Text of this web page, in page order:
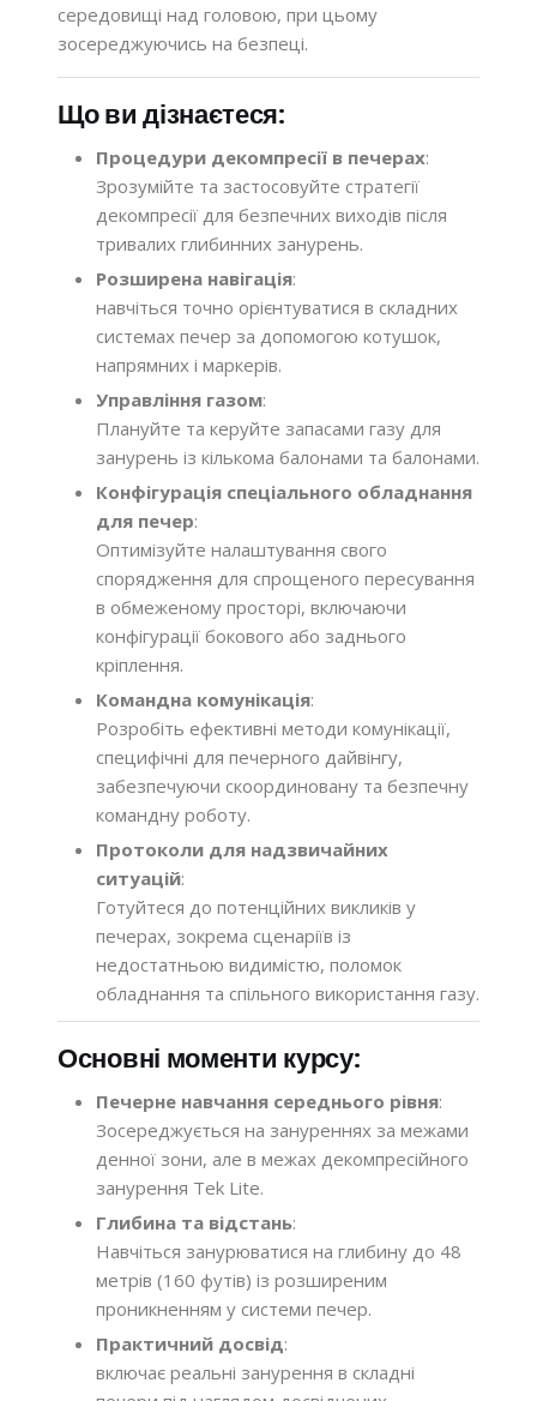
середовищі над головою, при цьому
зосереджуючись на безпеці.
Що ви дізнаєтеся:
Процедури декомпресії в печерах:
Зрозумійте та застосовуйте стратегії
декомпресії для безпечних виходів після
тривалих глибинних занурень.
Розширена навігація:
навчіться точно орієнтуватися в складних
системах печер за допомогою котушок,
напрямних і маркерів.
Управління газом:
Плануйте та керуйте запасами газу для
занурень із кількома балонами та балонами.
Конфігурація спеціального обладнання
для печер:
Оптимізуйте налаштування свого
спорядження для спрощеного пересування
в обмеженому просторі, включаючи
конфігурації бокового або заднього
кріплення.
Командна комунікація:
Розробіть ефективні методи комунікації,
специфічні для печерного дайвінгу,
забезпечуючи скоординовану та безпечну
командну роботу.
Протоколи для надзвичайних
ситуацій:
Готуйтеся до потенційних викликів у
печерах, зокрема сценаріїв із
недостатньою видимістю, поломок
обладнання та спільного використання газу.
Основні моменти курсу:
Печерне навчання середнього рівня:
Зосереджується на зануреннях за межами
денної зони, але в межах декомпресійного
занурення Tek Lite.
Глибина та відстань:
Навчіться занурюватися на глибину до 48
метрів (160 футів) із розширеним
проникненням у системи печер.
Практичний досвід:
включає реальні занурення в складні